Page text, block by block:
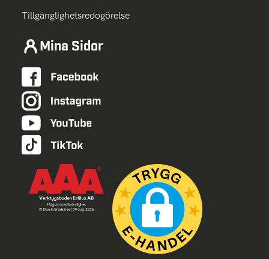
Tillgänglighetsredogörelse
Mina Sidor